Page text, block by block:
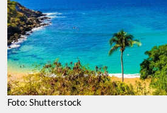
Foto: Shutterstock